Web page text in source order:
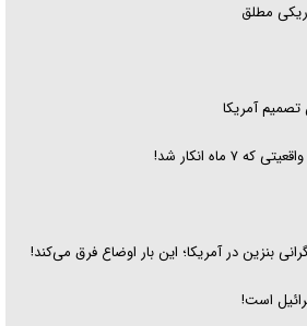
مطلق
تصمیم آمریکا
۷ ماه انکار شد!
بنزین در آمریکا؛ این بار اوضاع فرق می‌کند!
است!